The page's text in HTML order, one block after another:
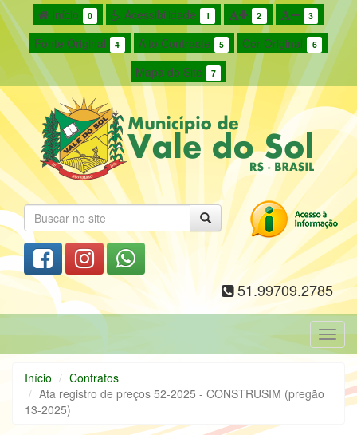
Início 0 Acessibilidade 1 2 3
Fonte Original 4 Alto Contraste 5 Cor Original 6
Mapa do Site 7
51.99709.2785
Início
Contratos
Ata registro de preços 52-2025 - CONSTRUSIM (pregão
13-2025)